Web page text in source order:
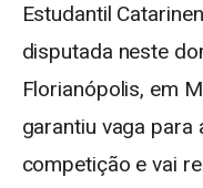
Estudantil
disputada neste
Florianópolis, em
garantiu vaga para
competição e vai